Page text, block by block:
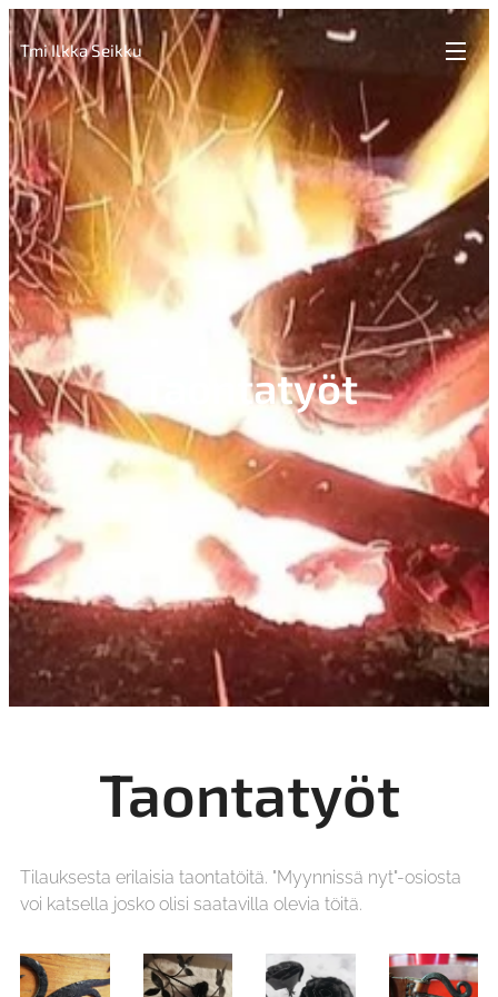
Tmi Ilkka Seikku
Taontatyöt
Taontatyöt
Tilauksesta erilaisia taontatöitä. "Myynnissä nyt"-osiosta
voi katsella josko olisi saatavilla olevia töitä.